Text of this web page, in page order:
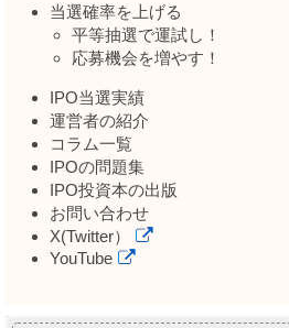
当選確率を上げる
平等抽選で運試し！
応募機会を増やす！
IPO当選実績
運営者の紹介
コラム一覧
IPOの問題集
IPO投資本の出版
お問い合わせ
X(Twitter）
YouTube